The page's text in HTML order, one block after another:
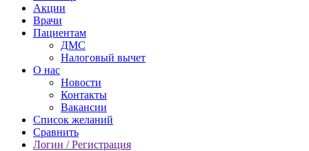
Акции
Врачи
Пациентам
ДМС
Налоговый вычет
О нас
Новости
Контакты
Вакансии
Список желаний
Сравнить
Логин / Регистрация